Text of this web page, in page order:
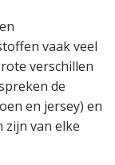
vaak veel
verschillen
de
en jersey) en
zijn van elke